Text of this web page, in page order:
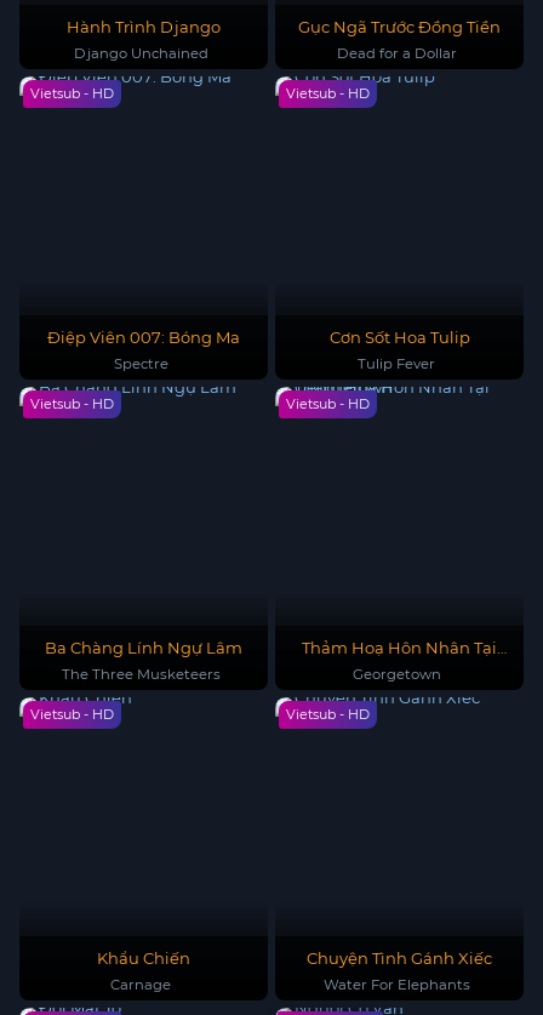
Hành Trình Django
Django Unchained
Gục Ngã Trước Đồng Tiền
Dead for a Dollar
Vietsub - HD
Điệp Viên 007: Bóng Ma
Spectre
Vietsub - HD
Cơn Sốt Hoa Tulip
Tulip Fever
Vietsub - HD
Ba Chàng Lính Ngự Lâm
The Three Musketeers
Vietsub - HD
Thảm Hoạ Hôn Nhân Tại
Georgetown
Georgetown
Vietsub - HD
Khẩu Chiến
Carnage
Vietsub - HD
Chuyện Tình Gánh Xiếc
Water For Elephants